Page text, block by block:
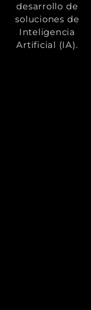
desarrollo de
soluciones de
Inteligencia
Artificial (IA).